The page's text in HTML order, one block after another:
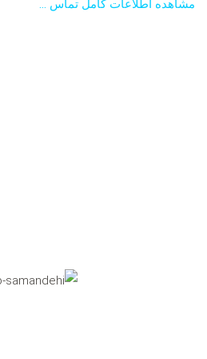
مشاهده اطلاعات کامل تماس …